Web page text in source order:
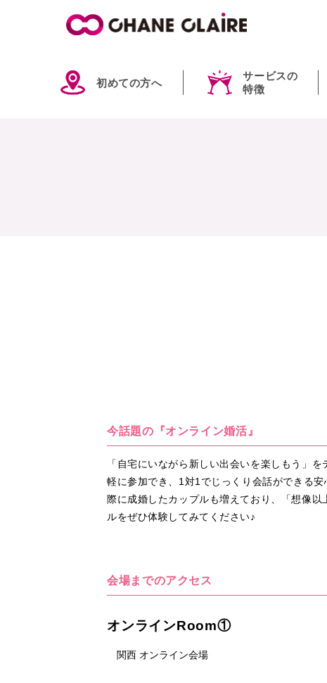
初めての方へ
サービスの
特徴
今話題の『オンライン婚活』
「自宅にいながら新しい出会いを楽しもう」
軽に参加でき、1対1でじっくり会話ができる
際に成婚したカップルも増えており、「想像
ルをぜひ体験してみてください♪
会場までのアクセス
オンラインRoom①
関西 オンライン会場